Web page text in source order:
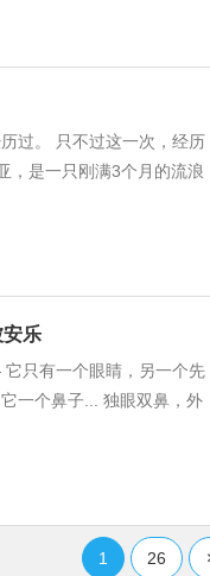
过。 只不过这一次，经历
，是一只刚满3个月的流浪
乐
只有一个眼睛，另一个先
一个鼻子... 独眼双鼻，外
1 26